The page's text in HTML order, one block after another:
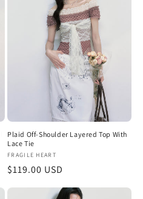
Plaid Off-Shoulder Layered Top With
Lace Tie
販
売
FRAGILE HEART
通
$119.00 USD